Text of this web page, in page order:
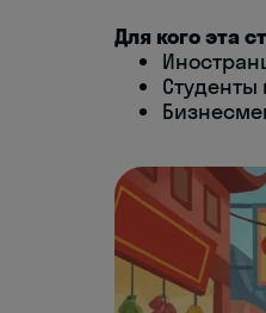
Для кого эта
Студенты